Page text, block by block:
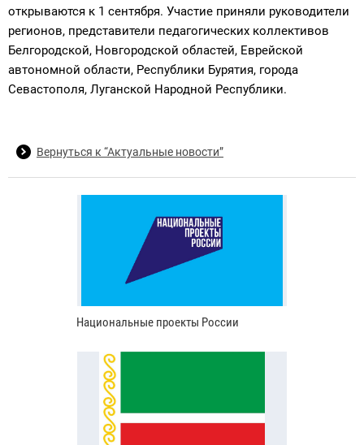
открываются к 1 сентября. Участие приняли руководители
регионов, представители педагогических коллективов
Белгородской, Новгородской областей, Еврейской
автономной области, Республики Бурятия, города
Севастополя, Луганской Народной Республики.
Вернуться к “Актуальные новости”
Национальные проекты России